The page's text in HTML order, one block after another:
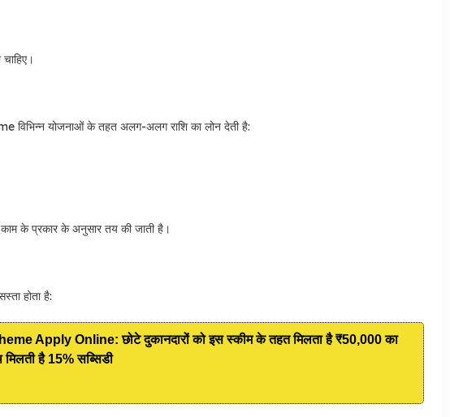
योजनाओं के तहत अलग-अलग राशि का लोन देती है:
के प्रकार के अनुसार तय की जाती है।
होता है:
Apply Online: छोटे दुकानदारों को इस स्कीम के तहत मिलता है ₹50,000 का
है 15% सब्सिडी